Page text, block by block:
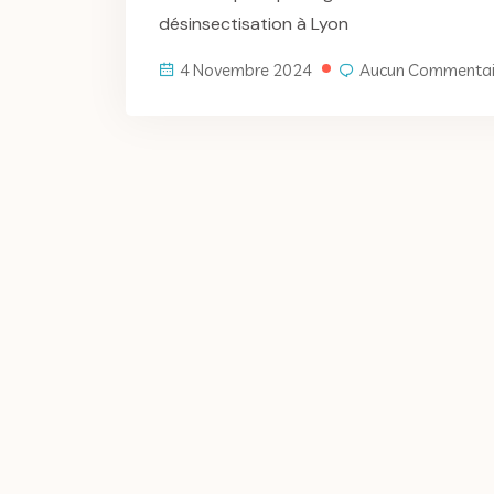
désinsectisation à Lyon
4 Novembre 2024 Aucun